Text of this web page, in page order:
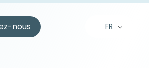
nous FR
EN